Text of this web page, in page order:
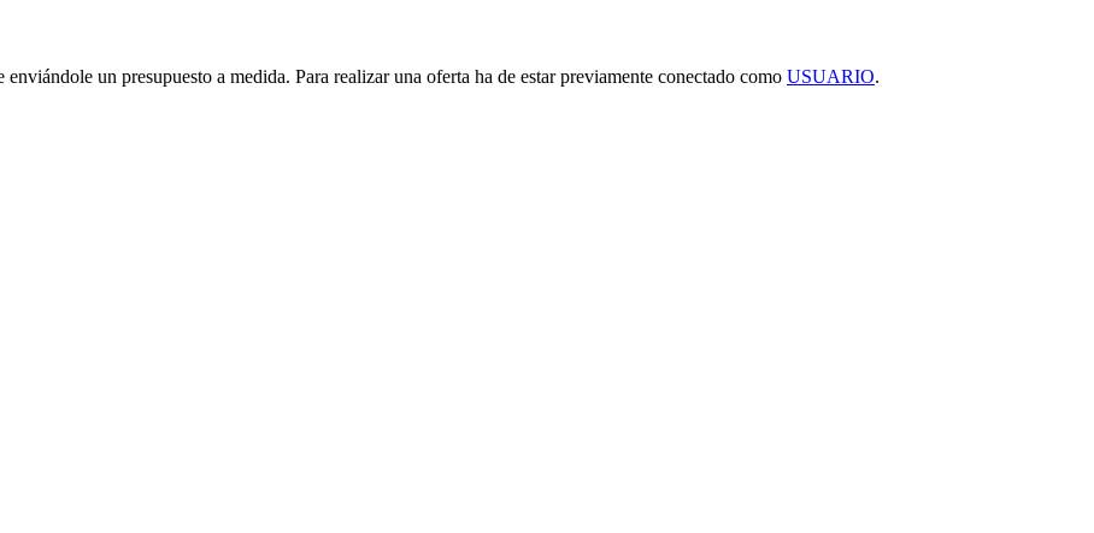
un presupuesto a medida. Para realizar una oferta ha de estar previamente conectado como USUARIO.